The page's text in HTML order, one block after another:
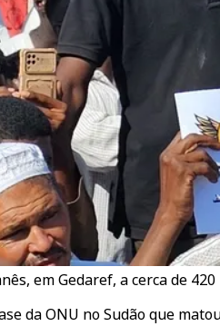
em Gedaref, a cerca de
da ONU no Sudão que